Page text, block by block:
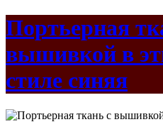
Портьерная
вышивкой в
стиле синяя